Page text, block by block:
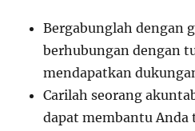
Bergabunglah dengan
berhubungan dengan
mendapatkan
Carilah seorang
dapat membantu